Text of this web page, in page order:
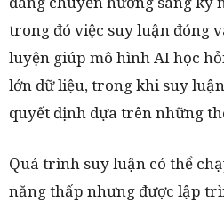
trong đó việc suy luận đóng
luyện giúp mô hình AI học
lớn dữ liệu, trong khi suy
quyết định dựa trên những
Quá trình suy luận có thể
năng thấp nhưng được lập